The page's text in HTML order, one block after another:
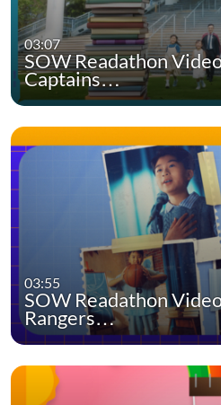
03:07
SOW Readathon
Captains…
03:55
SOW Readathon
Rangers…